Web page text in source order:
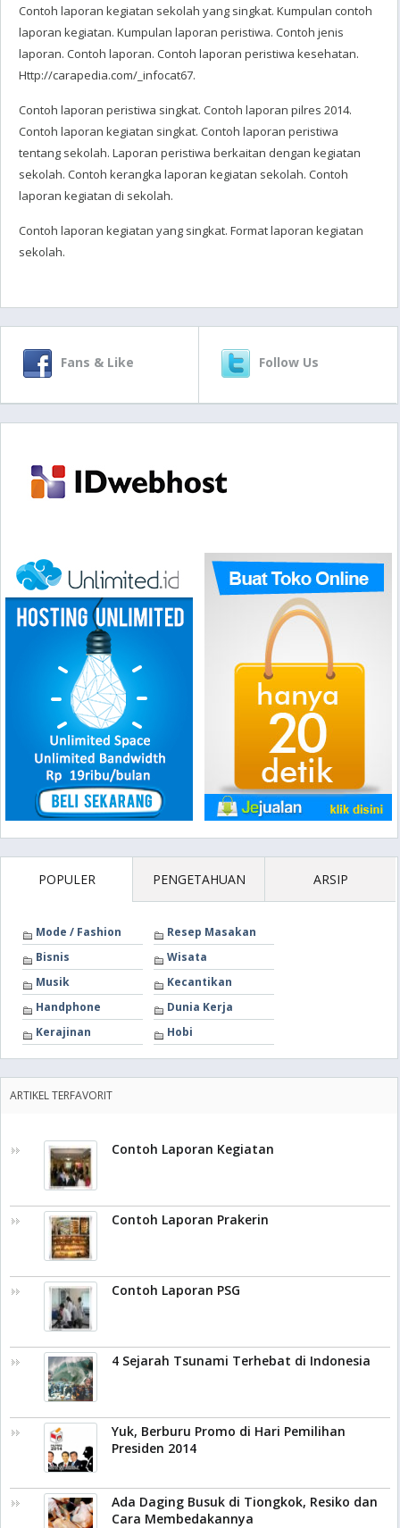
Contoh laporan kegiatan sekolah yang singkat. Kumpulan contoh
laporan kegiatan. Kumpulan laporan peristiwa. Contoh jenis
laporan. Contoh laporan. Contoh laporan peristiwa kesehatan.
Http://carapedia.com/_infocat67.
Contoh laporan peristiwa singkat. Contoh laporan pilres 2014.
Contoh laporan kegiatan singkat. Contoh laporan peristiwa
tentang sekolah. Laporan peristiwa berkaitan dengan kegiatan
sekolah. Contoh kerangka laporan kegiatan sekolah. Contoh
laporan kegiatan di sekolah.
Contoh laporan kegiatan yang singkat. Format laporan kegiatan
sekolah.
Fans & Like Follow Us
POPULER PENGETAHUAN ARSIP
Mode / Fashion
Resep Masakan
Bisnis
Wisata
Musik
Kecantikan
Handphone
Dunia Kerja
Kerajinan
Hobi
ARTIKEL TERFAVORIT
Contoh Laporan Kegiatan
Contoh Laporan Prakerin
Contoh Laporan PSG
4 Sejarah Tsunami Terhebat di Indonesia
Yuk, Berburu Promo di Hari Pemilihan
Presiden 2014
Ada Daging Busuk di Tiongkok, Resiko dan
Cara Membedakannya